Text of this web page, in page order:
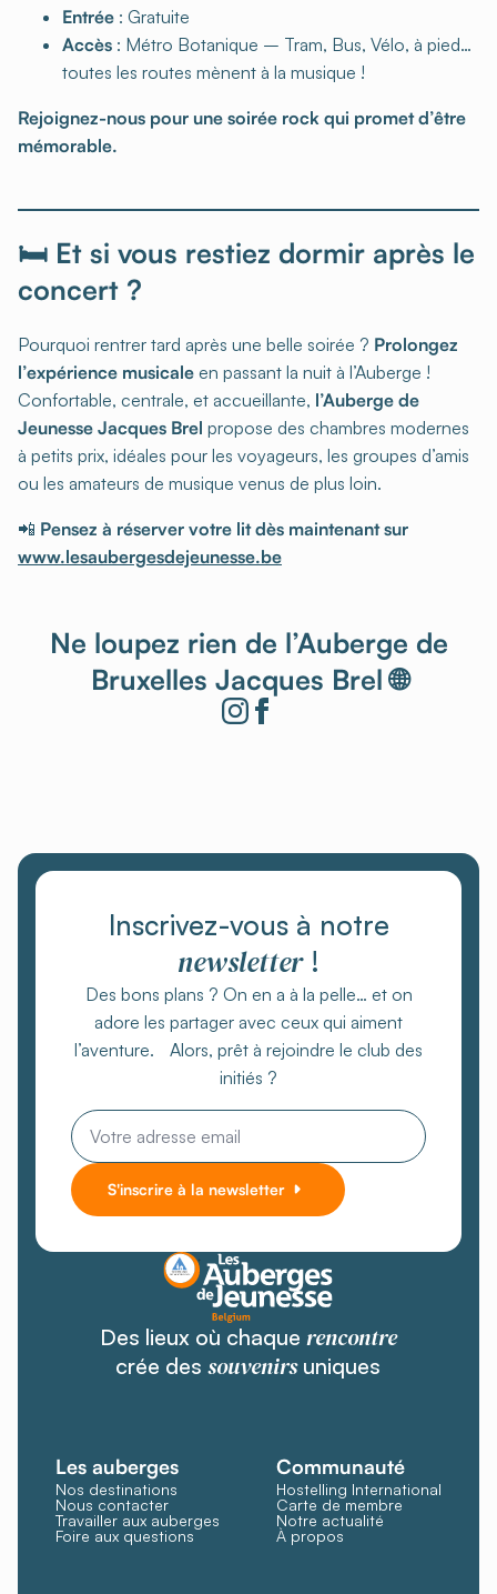
Entrée : Gratuite
Accès : Métro Botanique – Tram, Bus, Vélo, à pied…
toutes les routes mènent à la musique !
Rejoignez-nous pour une soirée rock qui promet d’être
mémorable.
🛏 Et si vous restiez dormir après le
concert ?
Pourquoi rentrer tard après une belle soirée ? Prolongez
l’expérience musicale en passant la nuit à l’Auberge !
Confortable, centrale, et accueillante, l’Auberge de
Jeunesse Jacques Brel propose des chambres modernes
à petits prix, idéales pour les voyageurs, les groupes d’amis
ou les amateurs de musique venus de plus loin.
📲 Pensez à réserver votre lit dès maintenant sur
www.lesaubergesdejeunesse.be
Ne loupez rien de l’Auberge de
Bruxelles Jacques Brel 🌐
Inscrivez-vous à notre
newsletter!
Des bons plans ? On en a à la pelle… et on
adore les partager avec ceux qui aiment
l’aventure. Alors, prêt à rejoindre le club des
initiés ?
Email
S'inscrire à la newsletter
Des lieux où chaque rencontre
crée dessouvenirsuniques
Les auberges
Nos destinations
Nous contacter
Travailler aux auberges
Foire aux questions
Communauté
Hostelling International
Carte de membre
Notre actualité
À propos